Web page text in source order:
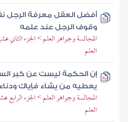
أفضل العقل معرفة الرجل
وقوف الرجل عند علمه
المجالسة وجواهر العلم > الجزء
العلم
إن الحكمة ليست عن كبر
يعطيه من يشاء فإياك
المجالسة وجواهر العلم > الجزء
العلم